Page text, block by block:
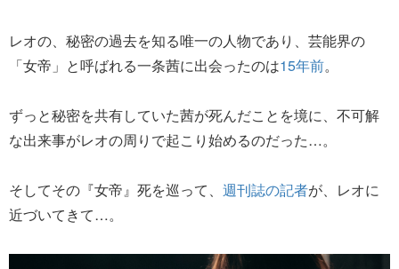
レオの、秘密の過去を知る唯一の人物であり、芸能界の
「女帝」と呼ばれる一条茜に出会ったのは15年前。
ずっと秘密を共有していた茜が死んだことを境に、不可解
な出来事がレオの周りで起こり始めるのだった…。
そしてその『女帝』死を巡って、 週刊誌の記者が、レオに
近づいてきて…。